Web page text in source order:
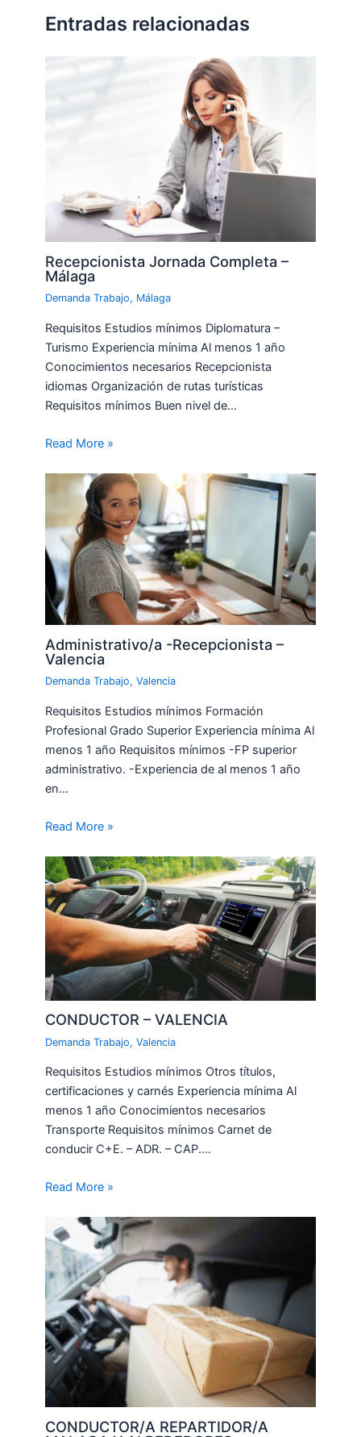
Entradas relacionadas
Recepcionista Jornada Completa –
Málaga
Demanda Trabajo, Málaga
Requisitos Estudios mínimos Diplomatura –
Turismo Experiencia mínima Al menos 1 año
Conocimientos necesarios Recepcionista
idiomas Organización de rutas turísticas
Requisitos mínimos Buen nivel de…
Read More »
Administrativo/a -Recepcionista –
Valencia
Demanda Trabajo,Valencia
Requisitos Estudios mínimos Formación
Profesional Grado Superior Experiencia mínima Al
menos 1 año Requisitos mínimos -FP superior
administrativo. -Experiencia de al menos 1 año
en…
Read More »
CONDUCTOR – VALENCIA
Demanda Trabajo,Valencia
Requisitos Estudios mínimos Otros títulos,
certificaciones y carnés Experiencia mínima Al
menos 1 año Conocimientos necesarios
Transporte Requisitos mínimos Carnet de
conducir C+E. – ADR. – CAP.…
Read More »
CONDUCTOR/A REPARTIDOR/A